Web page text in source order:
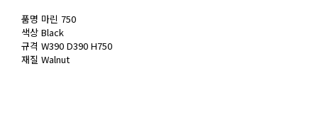
품명 마린 750
색상 Black
규격 W390 D390 H750
재질 Walnut